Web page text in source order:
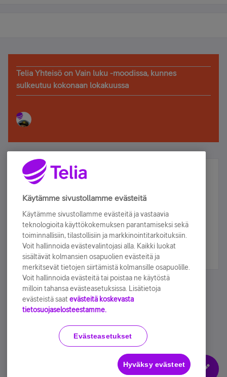
Telia Yhteisö on Vain luku -moodissa, kunnes
sulkeutuu kokonaan lokakuussa
Älä jää paitsi – osallistu ja voita!
Tilaa Telian uutiskirje ja olet mukana arvonnassa.
sähköpostiisi.
Tilaa nyt
Käyttöehdot Accessibility statement
Evästeasetukset
Käytämme sivustollamme evästeitä
Käytämme sivustollamme evästeitä ja vastaavia
teknologioita käyttökokemuksen parantamiseksi sekä
toiminnallisiin, tilastollisiin ja markkinointitarkoituksiin.
Voit hallinnoida evästevalintojasi alla. Kaikki luokat
sisältävät kolmansien osapuolien evästeitä ja
merkitsevät tietojen siirtämistä kolmansille osapuolille.
Voit hallinnoida evästeitä tai poistaa ne käytöstä
milloin tahansa evästeasetuksissa. Lisätietoja
evästeistä saat evästeitä koskevasta
tietosuojaselosteestamme.
Evästeasetukset
Hyväksy evästeet